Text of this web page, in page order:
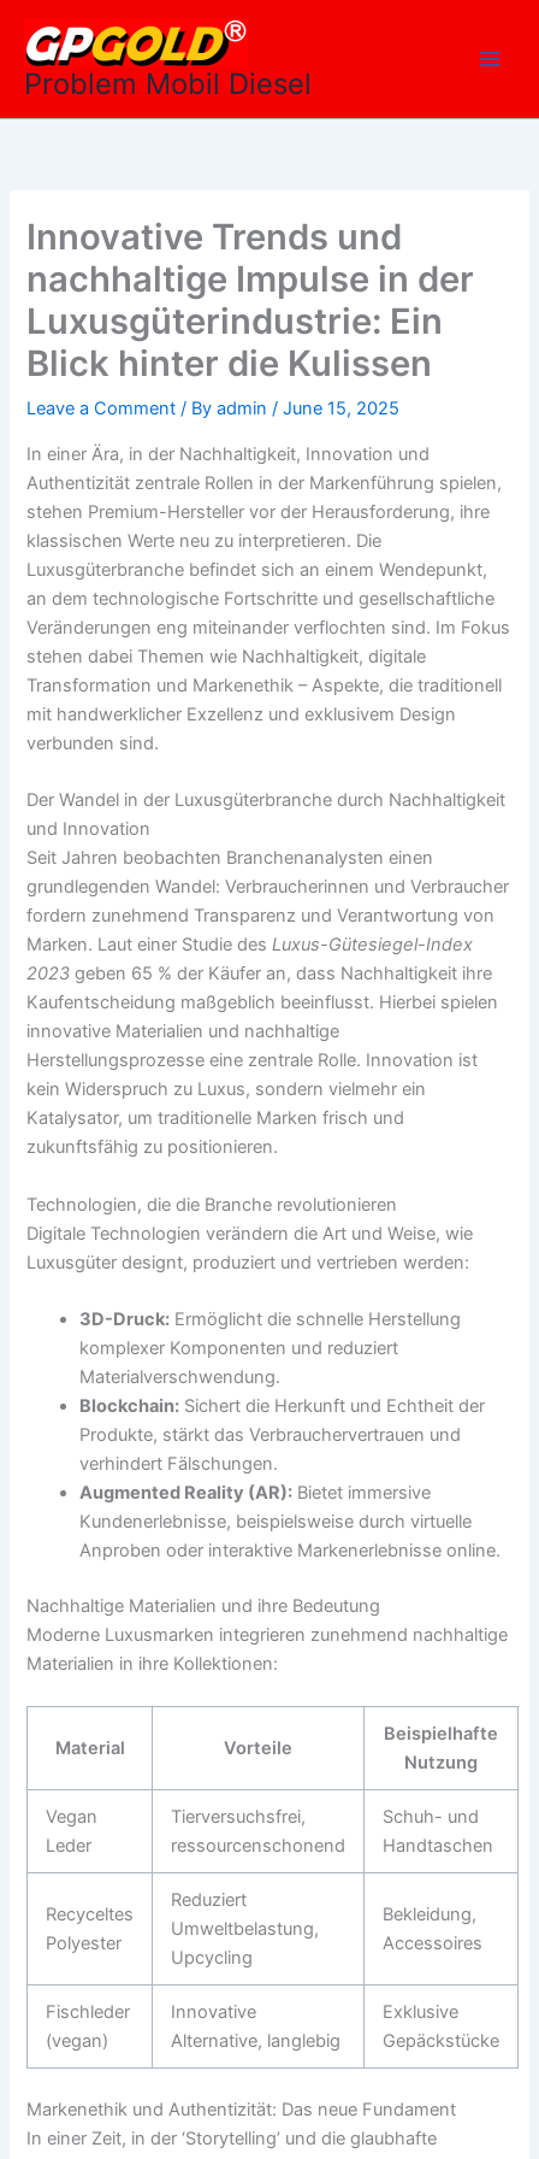
content
Problem Mobil Diesel
Innovative Trends und
nachhaltige Impulse in der
Luxusgüterindustrie: Ein
Blick hinter die Kulissen
Leave a Comment / Byadmin/June 15, 2025
In einer Ära, in der Nachhaltigkeit, Innovation und
Authentizität zentrale Rollen in der Markenführung spielen,
stehen Premium-Hersteller vor der Herausforderung, ihre
klassischen Werte neu zu interpretieren. Die
Luxusgüterbranche befindet sich an einem Wendepunkt,
an dem technologische Fortschritte und gesellschaftliche
Veränderungen eng miteinander verflochten sind. Im Fokus
stehen dabei Themen wie Nachhaltigkeit, digitale
Transformation und Markenethik – Aspekte, die traditionell
mit handwerklicher Exzellenz und exklusivem Design
verbunden sind.
Der Wandel in der Luxusgüterbranche durch Nachhaltigkeit
und Innovation
Seit Jahren beobachten Branchenanalysten einen
grundlegenden Wandel: Verbraucherinnen und Verbraucher
fordern zunehmend Transparenz und Verantwortung von
Marken. Laut einer Studie desLuxus-Gütesiegel-Index
2023 geben 65 % der Käufer an, dass Nachhaltigkeit ihre
Kaufentscheidung maßgeblich beeinflusst. Hierbei spielen
innovative Materialien und nachhaltige
Herstellungsprozesse eine zentrale Rolle. Innovation ist
kein Widerspruch zu Luxus, sondern vielmehr ein
Katalysator, um traditionelle Marken frisch und
zukunftsfähig zu positionieren.
Technologien, die die Branche revolutionieren
Digitale Technologien verändern die Art und Weise, wie
Luxusgüter designt, produziert und vertrieben werden:
3D-Druck: Ermöglicht die schnelle Herstellung
komplexer Komponenten und reduziert
Materialverschwendung.
Blockchain: Sichert die Herkunft und Echtheit der
Produkte, stärkt das Verbrauchervertrauen und
verhindert Fälschungen.
Augmented Reality (AR): Bietet immersive
Kundenerlebnisse, beispielsweise durch virtuelle
Anproben oder interaktive Markenerlebnisse online.
Nachhaltige Materialien und ihre Bedeutung
Moderne Luxusmarken integrieren zunehmend nachhaltige
Materialien in ihre Kollektionen:
Material Vorteile
Beispielhafte
Nutzung
Vegan
Leder
Tierversuchsfrei,
ressourcenschonend
Schuh- und
Handtaschen
Recyceltes
Polyester
Reduziert
Umweltbelastung,
Upcycling
Bekleidung,
Accessoires
Fischleder
(vegan)
Innovative
Alternative, langlebig
Exklusive
Gepäckstücke
Markenethik und Authentizität: Das neue Fundament
In einer Zeit, in der ‘Storytelling’ und die glaubhafte